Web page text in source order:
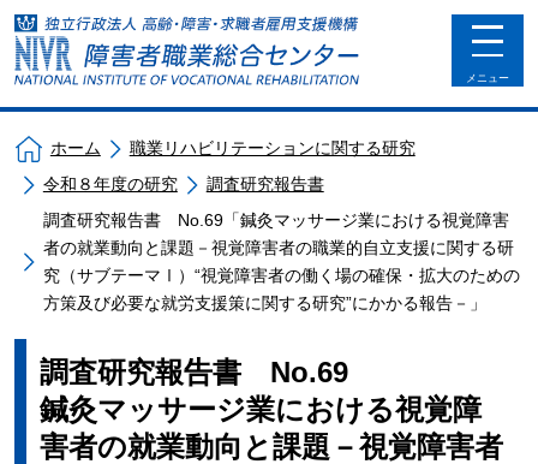
toggle
メニュー
ホーム
職業リハビリテーションに関する研究
令和８年度の研究
調査研究報告書
調査研究報告書 No.69「鍼灸マッサージ業における視覚障害
者の就業動向と課題－視覚障害者の職業的自立支援に関する研
究（サブテーマⅠ）“視覚障害者の働く場の確保・拡大のための
方策及び必要な就労支援策に関する研究”にかかる報告－」
調査研究報告書 No.69
鍼灸マッサージ業における視覚障
害者の就業動向と課題－視覚障害者